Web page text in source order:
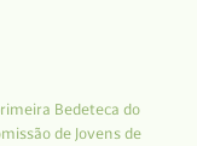
Bedeteca do
de Jovens de